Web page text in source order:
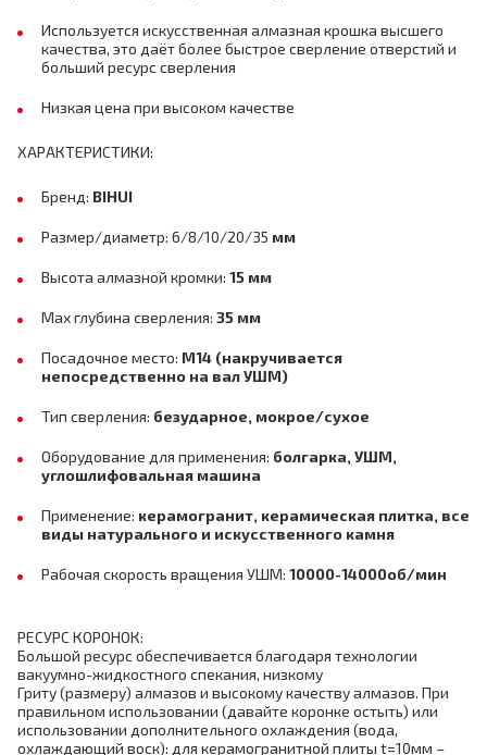
Используется искусственная алмазная крошка высшего
качества, это даёт более быстрое сверление отверстий и
больший ресурс сверления
Низкая цена при высоком качестве
ХАРАКТЕРИСТИКИ:
Бренд: BIHUI
Размер/диаметр: 6/8/10/20/35 мм
Высота алмазной кромки: 15 мм
Max глубина сверления: 35 мм
Посадочное место: M14 (накручивается
непосредственно на вал УШМ)
Тип сверления: безударное, мокрое/сухое
Оборудование для применения: болгарка, УШМ,
углошлифовальная машина
Применение: керамогранит, керамическая плитка, все
виды натурального и искусственного камня
Рабочая скорость вращения УШМ: 10000-14000об/мин
РЕСУРС КОРОНОК:
Большой ресурс обеспечивается благодаря технологии
вакуумно-жидкостного спекания, низкому
Гриту (размеру) алмазов и высокому качеству алмазов. При
правильном использовании (давайте коронке остыть) или
использовании дополнительного охлаждения (вода,
охлаждающий воск): для керамогранитной плиты t=10мм –